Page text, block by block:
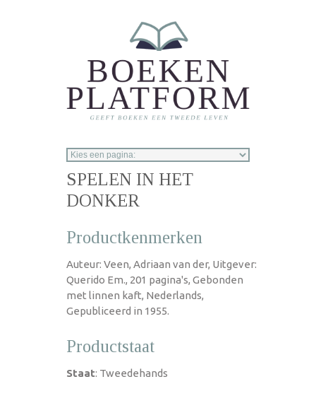
SPELEN IN HET
DONKER
Productkenmerken
Auteur: Veen, Adriaan van der, Uitgever:
Querido Em., 201 pagina's, Gebonden
met linnen kaft, Nederlands,
Gepubliceerd in 1955.
Productstaat
Staat: Tweedehands